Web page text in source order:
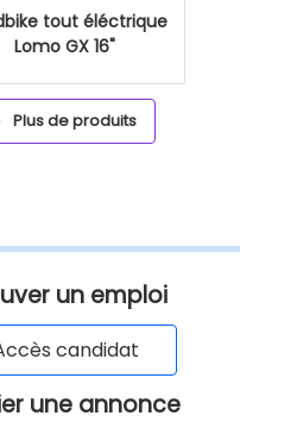
tout éléctrique
Lomo GX 16"
Plus de produits
un emploi
candidat
une annonce